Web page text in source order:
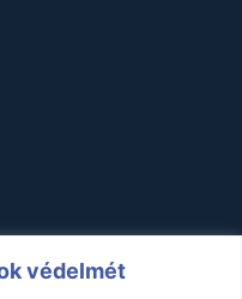
védelmét